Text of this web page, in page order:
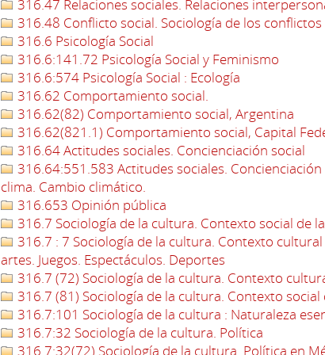
316.47 Relaciones sociales. Relaciones
316.48 Conflicto social. Sociología de los conflictos
316.6 Psicología Social
316.6:141.72 Psicología Social y Feminismo
316.6:574 Psicología Social : Ecología
316.62 Comportamiento social.
316.62(82) Comportamiento social, Argentina
316.62(821.1) Comportamiento social, Capital
316.64 Actitudes sociales. Concienciación social
316.64:551.583 Actitudes sociales.
clima. Cambio climático.
316.653 Opinión pública
316.7 Sociología de la cultura. Contexto social de
316.7 : 7 Sociología de la cultura. Contexto cultural
artes. Juegos. Espectáculos. Deportes
316.7 (72) Sociología de la cultura. Contexto
316.7 (81) Sociología de la cultura. Contexto social
316.7:101 Sociología de la cultura : Naturaleza
316.7:32 Sociología de la cultura. Política
316.7:32(72) Sociología de la cultura. Política en